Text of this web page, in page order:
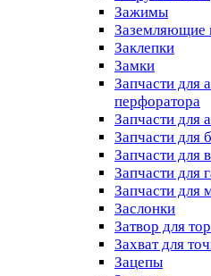
Зажимы
Заземляющие
Заклепки
Замки
Запчасти для
перфоратора
Запчасти для
Запчасти для
Запчасти для
Запчасти для
Запчасти для
Заслонки
Затвор для
Захват для
Зацепы